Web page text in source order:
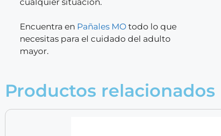
Encuentra en Pañales MO todo lo que
necesitas para el cuidado del adulto
mayor.
Productos relacionados